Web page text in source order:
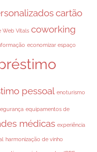
cartão
Web Vitals coworking
economizar espaço
pessoal enoturismo
equipamentos de
médicas experiência
harmonização de vinho